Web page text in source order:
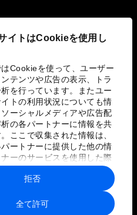
イトはCookieを使用し
Cookieを使って、ユーザー
テンツや広告の表示、トラ
を行っています。またユー
トの利用状況についても情
ーシャルメディアや広告配
の各パートナーに情報を共
ここで収集された情報は、
ートナーに提供した他の情
ーのサービスを使用した際
情報と組み合わされ、各パー
使用されることがありま
全て許可
拒否
み
シーと利用規約
マップ